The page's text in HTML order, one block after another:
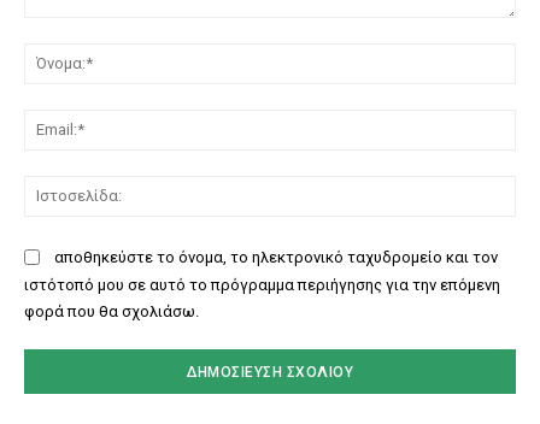
αποθηκεύστε το όνομα, το ηλεκτρονικό ταχυδρομείο και τον
ιστότοπό μου σε αυτό το πρόγραμμα περιήγησης για την επόμενη
φορά που θα σχολιάσω.